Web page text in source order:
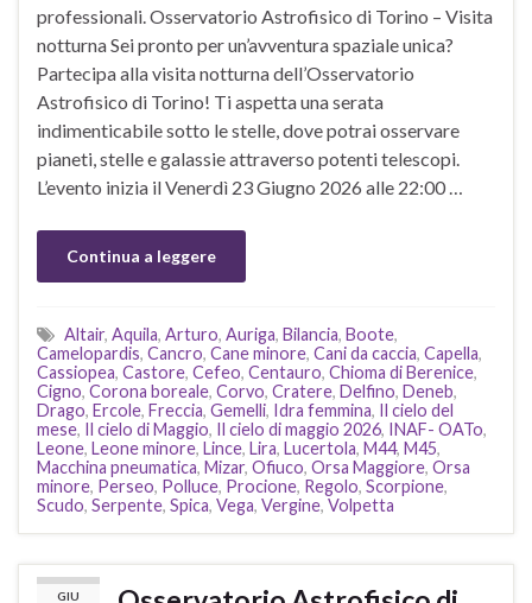
professionali. Osservatorio Astrofisico di Torino – Visita
notturna Sei pronto per un’avventura spaziale unica?
Partecipa alla visita notturna dell’Osservatorio
Astrofisico di Torino! Ti aspetta una serata
indimenticabile sotto le stelle, dove potrai osservare
pianeti, stelle e galassie attraverso potenti telescopi.
L’evento inizia il Venerdì 23 Giugno 2026 alle 22:00 …
Continua a leggere
Altair, Aquila, Arturo, Auriga, Bilancia, Boote,
Camelopardis, Cancro, Cane minore, Cani da caccia, Capella,
Cassiopea, Castore, Cefeo, Centauro, Chioma di Berenice,
Cigno, Corona boreale, Corvo, Cratere, Delfino, Deneb,
Drago, Ercole, Freccia, Gemelli, Idra femmina, Il cielo del
mese, Il cielo di Maggio, Il cielo di maggio 2026, INAF- OATo,
Leone, Leone minore, Lince, Lira, Lucertola, M44, M45,
Macchina pneumatica, Mizar, Ofiuco, Orsa Maggiore, Orsa
minore, Perseo, Polluce, Procione, Regolo, Scorpione,
Scudo, Serpente, Spica, Vega, Vergine, Volpetta
GIU